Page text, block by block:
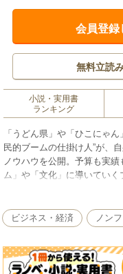
会員登録
無料立読
小説・実用書
ランキング
「うどん県」や「ひこにゃ
民的ブームの仕掛け人”が、
ノウハウを公開。予算も実
ム」や「文化」に導いていく
消費者が共感するメッセー
な“人を動かす”技術を明ら
動く――ＰＲにおける「ムー
から社会的な動きへ/第三章
章 メディアを動かす/第五
ビジネス・経済 ノン